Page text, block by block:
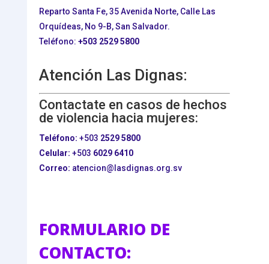
Reparto Santa Fe, 35 Avenida Norte, Calle Las
Orquídeas, No 9-B, San Salvador.
Teléfono: +503 2529 5800
Atención Las Dignas:
Contactate en casos de hechos
de violencia hacia mujeres:
Teléfono: +503 2529 5800
Celular: +503 6029 6410
Correo: atencion@lasdignas.org.sv
FORMULARIO DE
CONTACTO: